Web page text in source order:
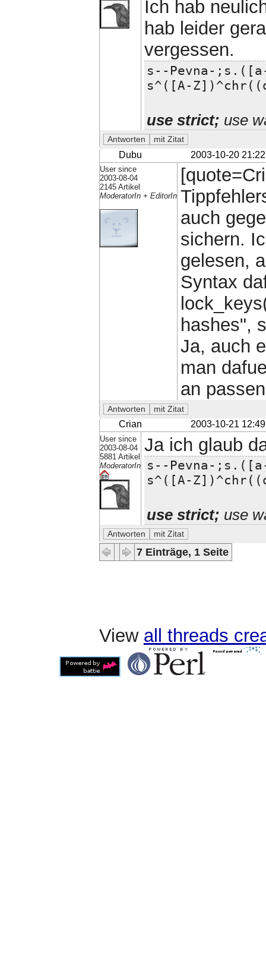
Ich hab
hab leider
vergessen.
s--Pevna-
s^([A-
use strict; use
Dubu 2003-10-20 21:22
User since
2003-08-04
2145 Artikel
ModeratorIn + EditorIn
auch
sichern.
gelesen,
Syntax
hashes",
Ja, auch
man
an
Crian 2003-10-21 12:49
User since
2003-08-04
5881 Artikel
ModeratorIn
Ja ich glaub
s--Pevna-
s^([A-
use strict; use
7 Einträge, 1 Seite
View all threads